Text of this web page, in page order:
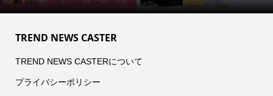
TREND NEWS CASTER
TREND NEWS CASTERについて
プライバシーポリシー